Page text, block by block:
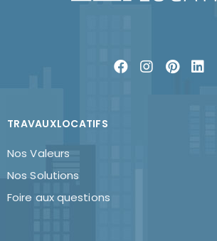
TRAVAUXLOCATIFS
Nos Valeurs
Nos Solutions
Foire aux questions